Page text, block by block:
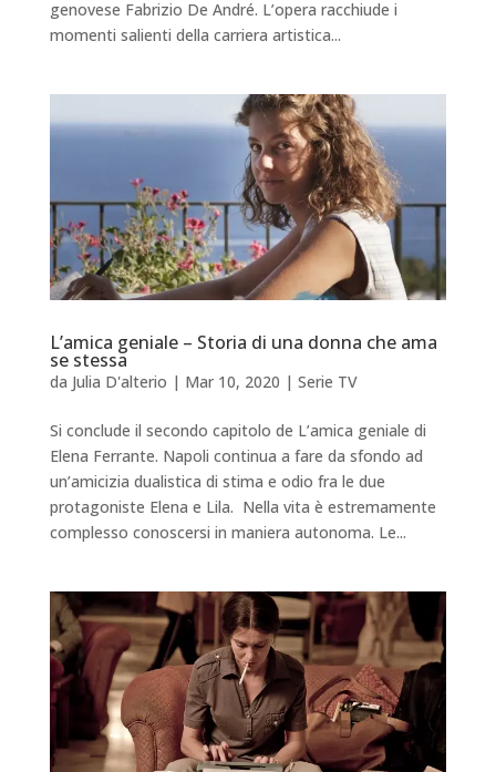
genovese Fabrizio De André. L’opera racchiude i
momenti salienti della carriera artistica...
L’amica geniale – Storia di una donna che ama
se stessa
da Julia D'alterio | Mar 10, 2020 | Serie TV
Si conclude il secondo capitolo de L’amica geniale di
Elena Ferrante. Napoli continua a fare da sfondo ad
un’amicizia dualistica di stima e odio fra le due
protagoniste Elena e Lila. Nella vita è estremamente
complesso conoscersi in maniera autonoma. Le...